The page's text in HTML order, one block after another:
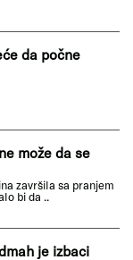
da počne
može da se
završila sa pranjem
bi da ..
je izbaci